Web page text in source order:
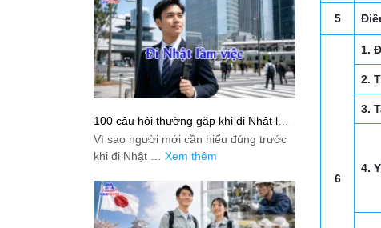
5
6
1.
2.
3.
4.
100 câu hỏi thường gặp khi đi Nhật làm
việc: Giải đáp thật dễ hiểu cho người
mới bắt đầu
Vì sao người mới cần hiểu đúng trước
khi đi Nhật … Xem thêm